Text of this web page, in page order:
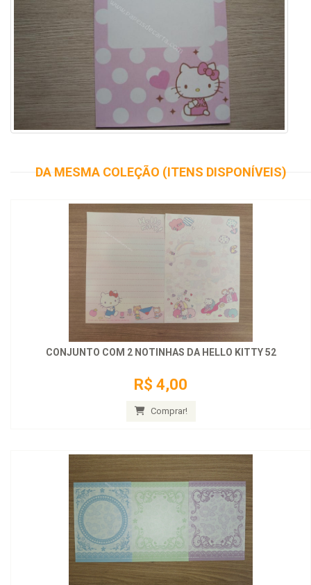
DA MESMA COLEÇÃO (ITENS DISPONÍVEIS)
CONJUNTO COM 2 NOTINHAS DA HELLO KITTY 52
R$ 4,00
Comprar!